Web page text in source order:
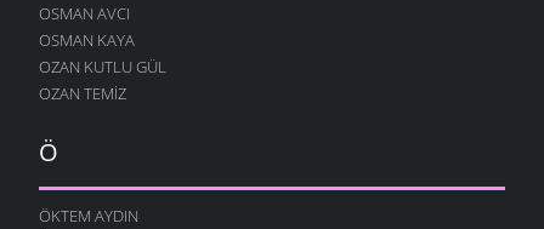
AĞLARDI
7 OCAK 2009
KÖYÜMÜ TANI
7 OCAK 2009
OSMAN AVCI
OSMAN KAYA
OZAN KUTLU GÜL
OZAN TEMIZ
Ö
ÖKTEM AYDIN